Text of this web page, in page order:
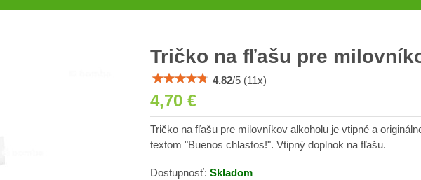
Tričko na fľašu pre
4.82/5 (11 x)
4,70 €
Tričko na fľašu pre milovníkov alkoholu je vtipné a
textom "Buenos chlastos!". Vtipný doplnok na fľašu.
Dostupnosť: Skladom